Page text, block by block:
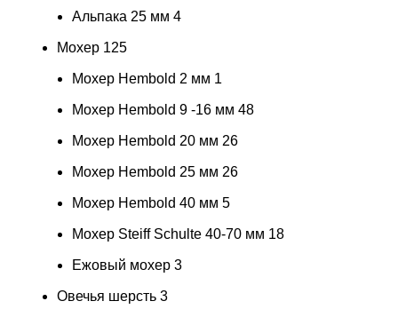
Альпака 25 мм 4
Мохер 125
Мохер Hembold 2 мм 1
Мохер Hembold 9 -16 мм 48
Мохер Hembold 20 мм 26
Мохер Hembold 25 мм 26
Мохер Hembold 40 мм 5
Мохер Steiff Schulte 40-70 мм 18
Ежовый мохер 3
Овечья шерсть 3